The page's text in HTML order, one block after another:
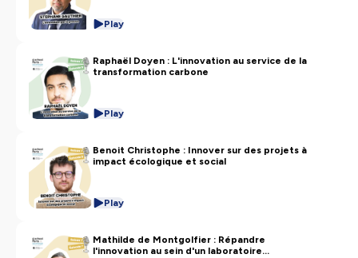
Play
Raphaël Doyen : L'innovation au service de la
transformation carbone
Play
Benoit Christophe : Innover sur des projets à
impact écologique et social
Play
Mathilde de Montgolfier : Répandre
l'innovation au sein d'un laboratoire